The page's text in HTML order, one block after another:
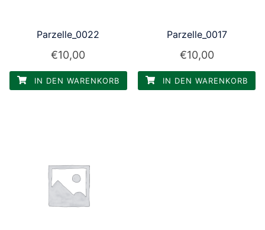
Parzelle_0022
€10,00
IN DEN WARENKORB
Parzelle_0017
€10,00
IN DEN WARENKORB